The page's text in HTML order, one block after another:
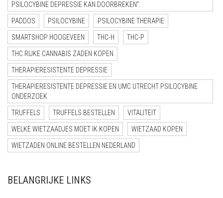
PSILOCYBINE DEPRESSIE KAN DOORBREKEN”.
PADDOS PSILOCYBINE PSILOCYBINE THERAPIE
SMARTSHOP HOOGEVEEN THC-H THC-P
THC RIJKE CANNABIS ZADEN KOPEN
THERAPIERESISTENTE DEPRESSIE
THERAPIERESISTENTE DEPRESSIE EN UMC UTRECHT PSILOCYBINE
ONDERZOEK
TRUFFELS TRUFFELS BESTELLEN VITALITEIT
WELKE WIETZAADJES MOET IK KOPEN WIETZAAD KOPEN
WIETZADEN ONLINE BESTELLEN NEDERLAND
BELANGRIJKE LINKS